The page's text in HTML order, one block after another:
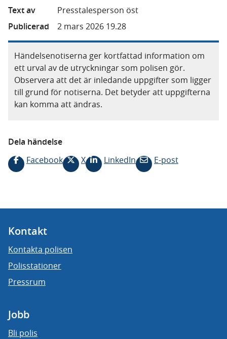
Text av
Presstalesperson öst
Publicerad
2 mars 2026 19.28
Händelsenotiserna ger kortfattad information om
ett urval av de utryckningar som polisen gör.
Observera att det är inledande uppgifter som ligger
till grund för notiserna. Det betyder att uppgifterna
kan komma att ändras.
Dela händelse
Facebook
X LinkedIn E-post
Kontakt
Kontakta polisen
Polisstationer
Pressrum
Jobb
Bli polis